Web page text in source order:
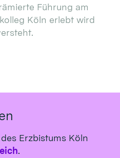
Führung am
Köln erlebt wird
Erzbistums Köln
.